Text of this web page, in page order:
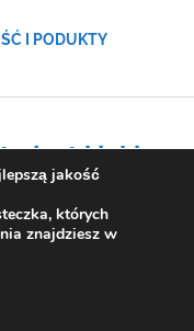
I PODUKTY
jest i jakie
która
ludzkiego.
naszego ciała i
jakość
których
znajdziesz w